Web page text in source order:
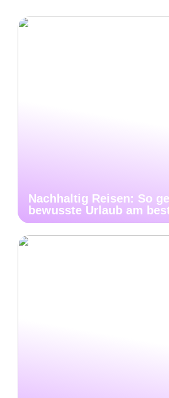
Nachhaltig Reisen: So
bewusste Urlaub am